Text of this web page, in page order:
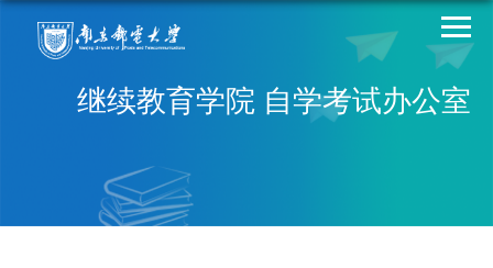
继续教育学院 自学考试办公室